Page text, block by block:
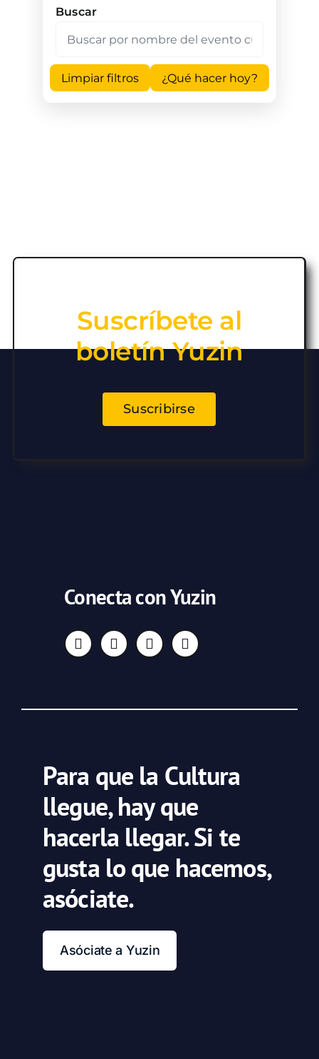
Buscar
Limpiar filtros ¿Qué hacer hoy?
Suscríbete al
boletín Yuzin
Suscribirse
Conecta con Yuzin
Para que la Cultura
llegue, hay que
hacerla llegar. Si te
gusta lo que hacemos,
asóciate.
Asóciate a Yuzin